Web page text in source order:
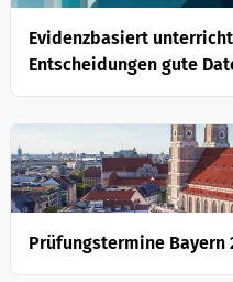
Evidenzbasiert
Entscheidungen gute
Prüfungstermine Bayern